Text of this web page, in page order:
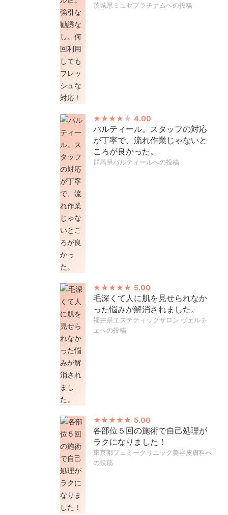
茨城県ミュゼプラチナムへの投稿
4.00
パルティール。スタッフの対応
が丁寧で、流れ作業じゃないと
ころが良かった。
群馬県パルティールへの投稿
5.00
毛深くて人に肌を見せられなか
った悩みが解消されました。
福井県エステティックサロン ヴェルチ
ェへの投稿
5.00
各部位５回の施術で自己処理が
ラクになりました！
東京都フェミークリニック美容皮膚科へ
の投稿